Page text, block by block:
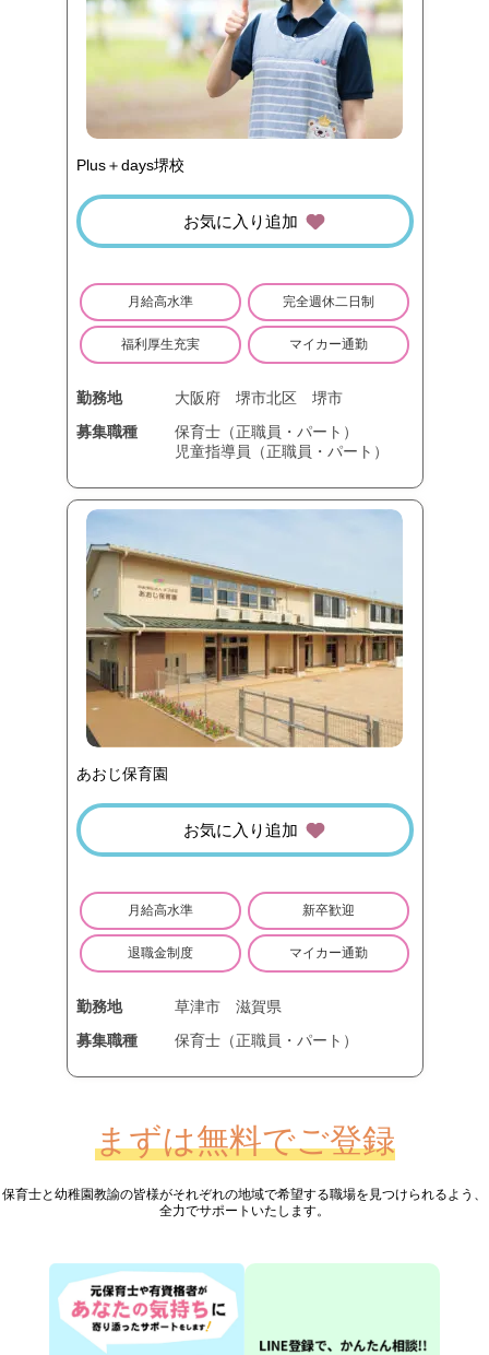
Plus＋days堺校
お気に入り追加
月給高水準 完全週休二日制
福利厚生充実 マイカー通勤
勤務地 大阪府 堺市北区
堺市
募集職種
保育士（正職員・パート）
児童指導員（正職員・パート）
あおじ保育園
お気に入り追加
月給高水準 新卒歓迎
退職金制度 マイカー通勤
勤務地 草津市
滋賀県
募集職種
保育士（正職員・パート）
まずは無料でご登録
保育士と幼稚園教諭の皆様がそれぞれの地域で希望する職場を見つけられるよう、
全力でサポートいたします。